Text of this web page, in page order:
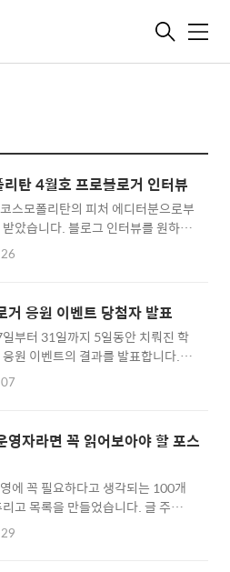
메
탄 4월호 프로블로거 인터뷰
스모폴리탄의 피처 에디터분으로부
았습니다. 블로그 인터뷰를 원하셔
락하고 서면 인터뷰를 진행했습니
냈습니다. 사진을 몇번이고 번복당
었는데 얼마전에 서울에서 밥을 사
음은 눈 녹듯이 녹아내렸다지요. 안
님 감사드립니다. 에디터보다는 배
법한 외모에 깜짝 놀랐습니다. 뷰리
라는 여성잡지 4월호에 실렸습니다.
리어를 개척하는 법, "저, 블로그로
도 벌어요!" 라고 나왔어요. ☞ 그냥
전문 블로거가 되다 ..
거 응원 이벤트 당첨자 발표
부터 31일까지 5일동안 치뤄진 학
원 이벤트의 결과를 발표합니다. 이
시 학생 블로거 여러분이 많이 참여
못해서 머리가 빠질것 같습니다. 그래
두분의 블로거를 선정했습니다. 이
때마다 결과선정 부분에서 신경이
군요. 가방의 주인공은 가장 열정적
주신 분, 나머지 한분은 가장 어린
된) 블로거분께 선물하기로 했습니
영자라면 꼭 읽어보아야 할 포스
에 꼭 필요하다고 생각되는 100개
고 목록을 만들었습니다. 글 주소를
놓았는데 클릭하면 새창으로 열립